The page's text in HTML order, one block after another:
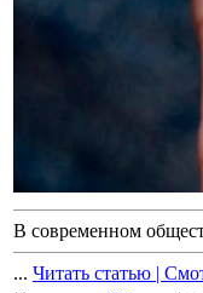
В современном
... Читать статью |